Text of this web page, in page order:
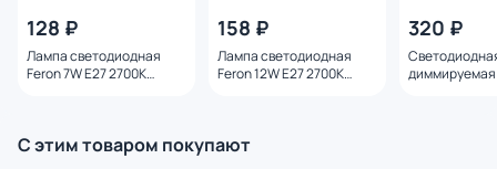
128 ₽
Лампа светодиодная
Feron 7W E27 2700K
158 ₽
Лампа светодиодная
Feron 12W E27 2700K
320 ₽
С этим товаром покупают